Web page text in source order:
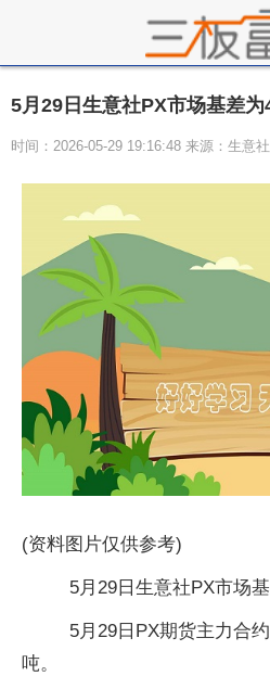
5月29日生意社PX市场基差为
时间：2026-05-29 19:16:48 来源：生意社
(资料图片仅供参考)
5月29日生意社PX市场基
5月29日PX期货主力合
吨。